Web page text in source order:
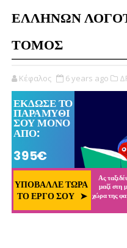
ΕΛΛΗΝΩΝ
ΤΟΜΟΣ
Κέφαλος 6 years ago